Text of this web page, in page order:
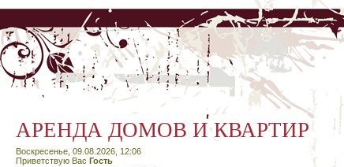
АРЕНДА ДОМОВ И КВАРТИР
Воскресенье, 09.08.2026, 12:06
Приветствую Вас Гость